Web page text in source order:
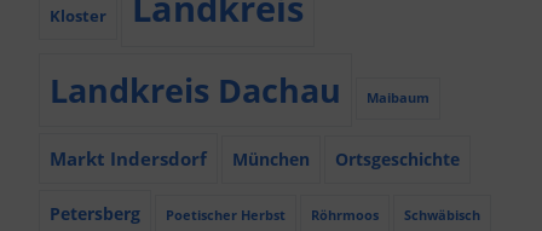
Kloster
Landkreis Dachau Maibaum
Markt Indersdorf München Ortsgeschichte
Petersberg Poetischer Herbst Röhrmoos Schwäbisch